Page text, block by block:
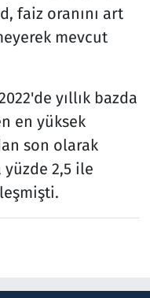
faiz oranını art
mevcut
yıllık bazda
en yüksek
son olarak
yüzde 2,5 ile